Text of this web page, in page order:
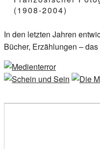
(1908-2004)
In den letzten Jahren
Bücher, Erzählungen –